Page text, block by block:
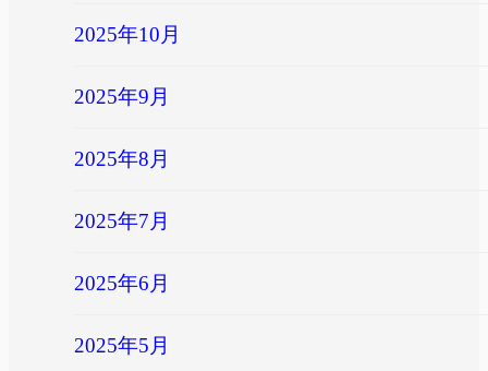
2025年10月
2025年9月
2025年8月
2025年7月
2025年6月
2025年5月